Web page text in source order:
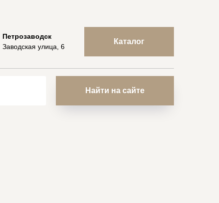
Петрозаводск
Заводская улица, 6
Каталог
Найти на сайте